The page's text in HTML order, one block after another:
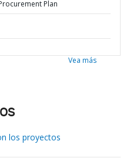
Plan
Vea más
los proyectos